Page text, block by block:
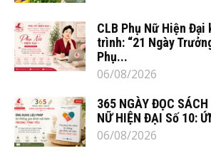
CLB Phụ Nữ Hiện
trình: “21 Ngày
Phụ...
06/08/2026
365 NGÀY ĐỌC
NỮ HIỆN ĐẠI Số 10:
06/08/2026